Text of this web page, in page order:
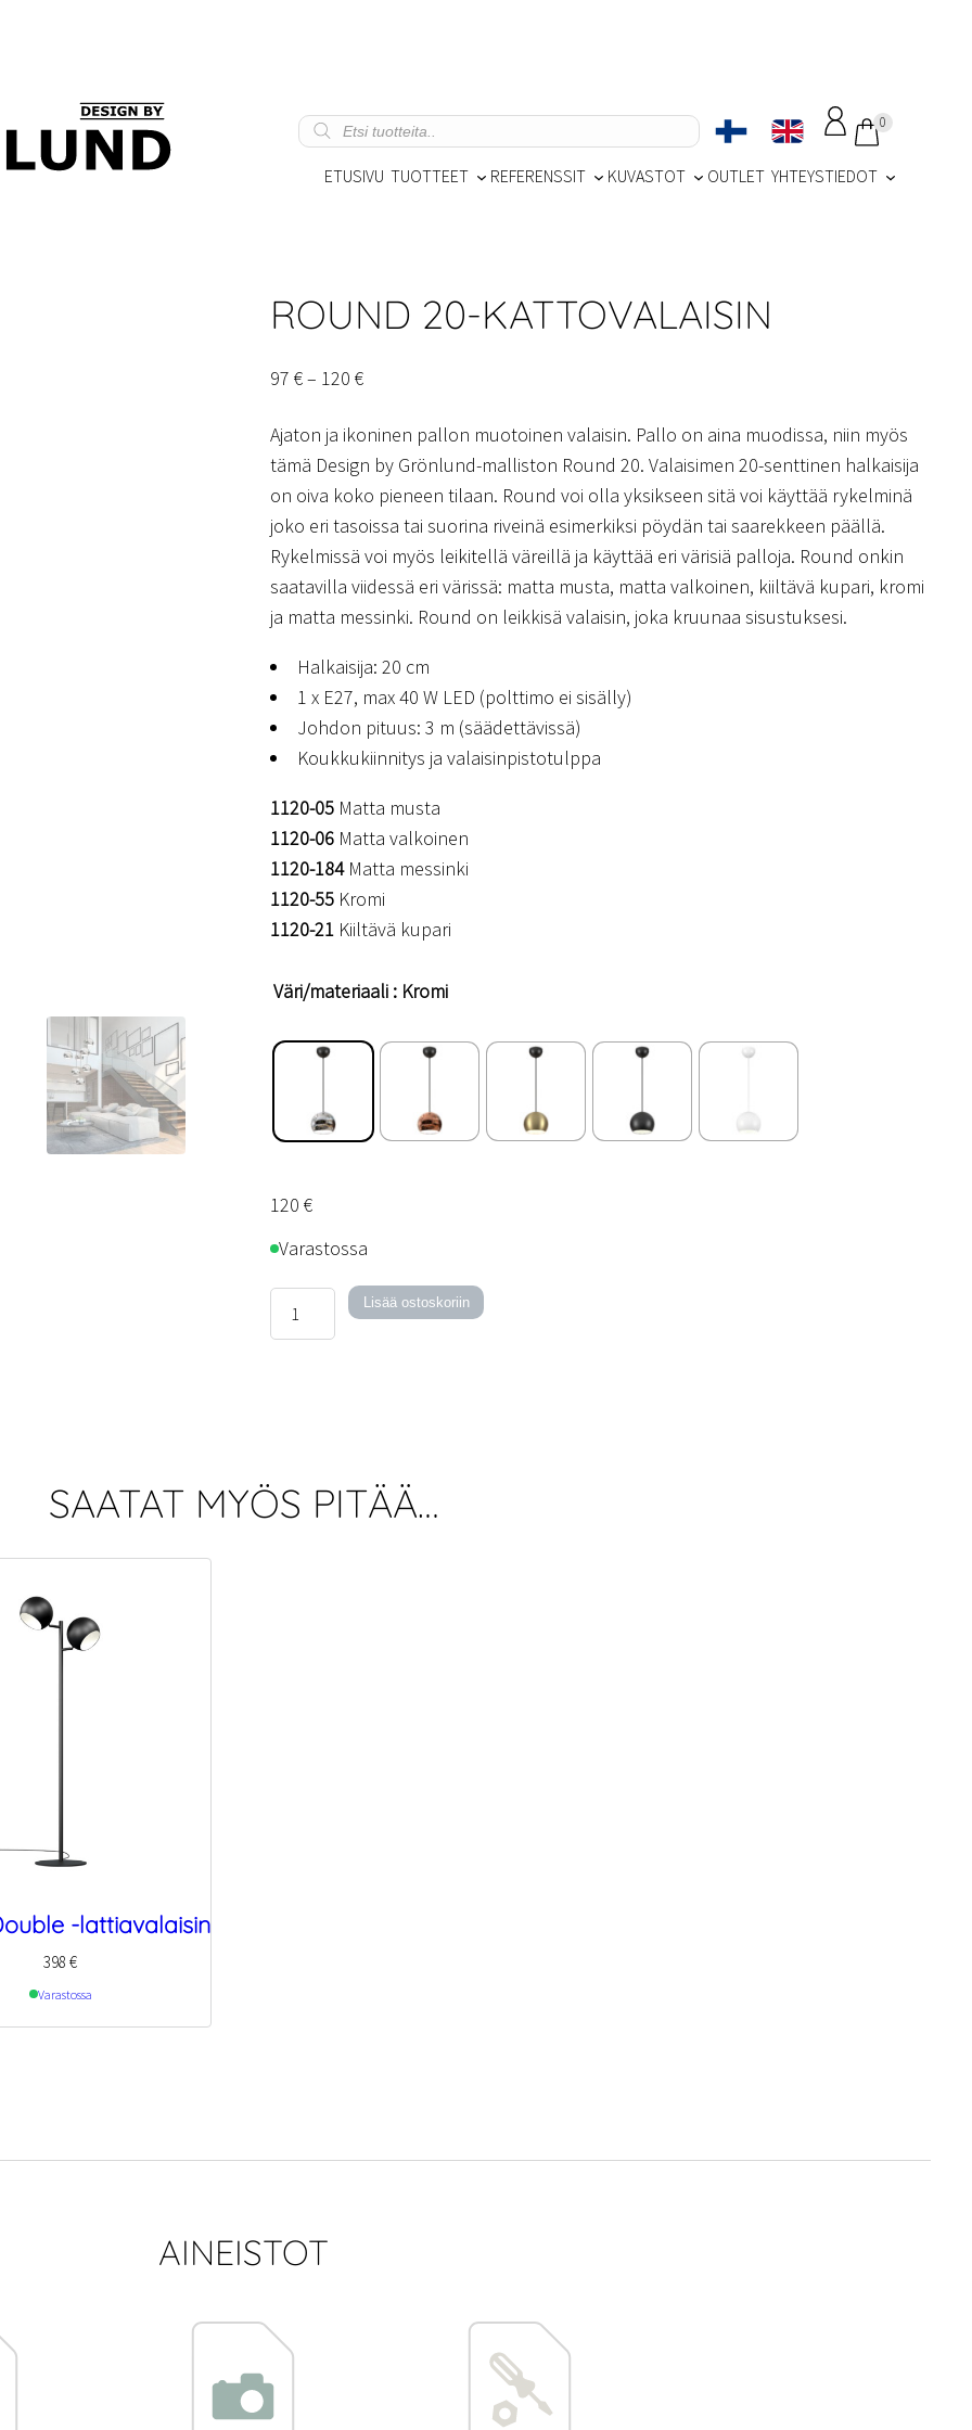
Products
search
0
ETUSIVU TUOTTEET REFERENSSIT KUVASTOT OUTLET YHTEYSTIEDOT
ROUND 20-KATTOVALAISIN
97€– 120€Hintaluokka:
–
120 €
Ajaton ja ikoninen pallon muotoinen valaisin. Pallo on aina muodissa, niin myös
tämä Design by Grönlund-malliston Round 20. Valaisimen 20-senttinen halkaisija
on oiva koko pieneen tilaan. Round voi olla yksikseen sitä voi käyttää rykelminä
joko eri tasoissa tai suorina riveinä esimerkiksi pöydän tai saarekkeen päällä.
Rykelmissä voi myös leikitellä väreillä ja käyttää eri värisiä palloja. Round onkin
saatavilla viidessä eri värissä: matta musta, matta valkoinen, kiiltävä kupari, kromi
ja matta messinki. Round on leikkisä valaisin, joka kruunaa sisustuksesi.
Halkaisija: 20 cm
1 x E27, max 40 W LED (polttimo ei sisälly)
Johdon pituus: 3 m (säädettävissä)
Koukkukiinnitys ja valaisinpistotulppa
1120-05 Matta musta
1120-06 Matta valkoinen
1120-184Matta messinki
1120-55 Kromi
1120-21 Kiiltävä kupari
Väri/materiaali : Kromi
120€
Varastossa
20-
Lisää ostoskoriin
SAATAT MYÖS PITÄÄ…
-lattiavalaisin
398€
Varastossa
AINEISTOT